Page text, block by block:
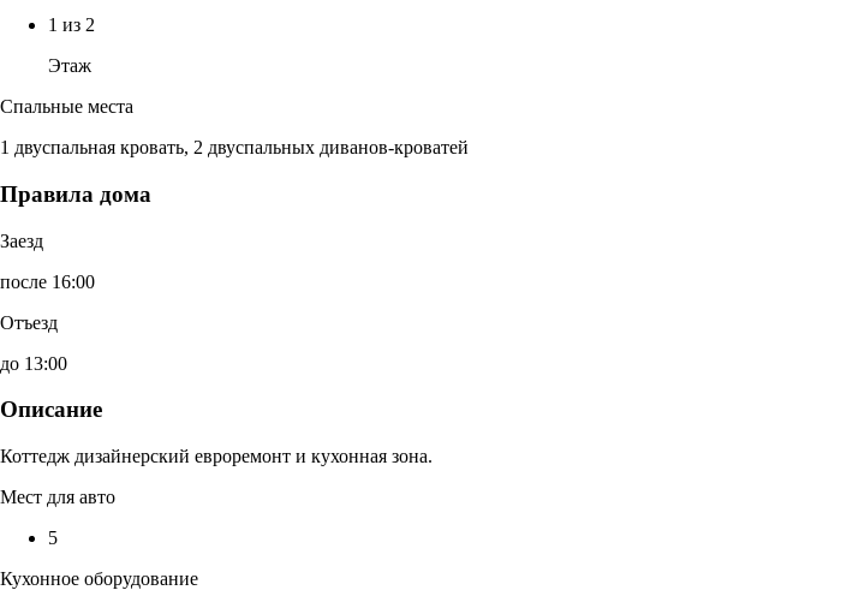
1 из 2
Этаж
Спальные места
1 двуспальная кровать, 2 двуспальных диванов-кроватей
Правила дома
Заезд
после 16:00
Отъезд
до 13:00
Описание
Коттедж дизайнерский евроремонт и кухонная зона.
Мест для авто
5
Кухонное оборудование